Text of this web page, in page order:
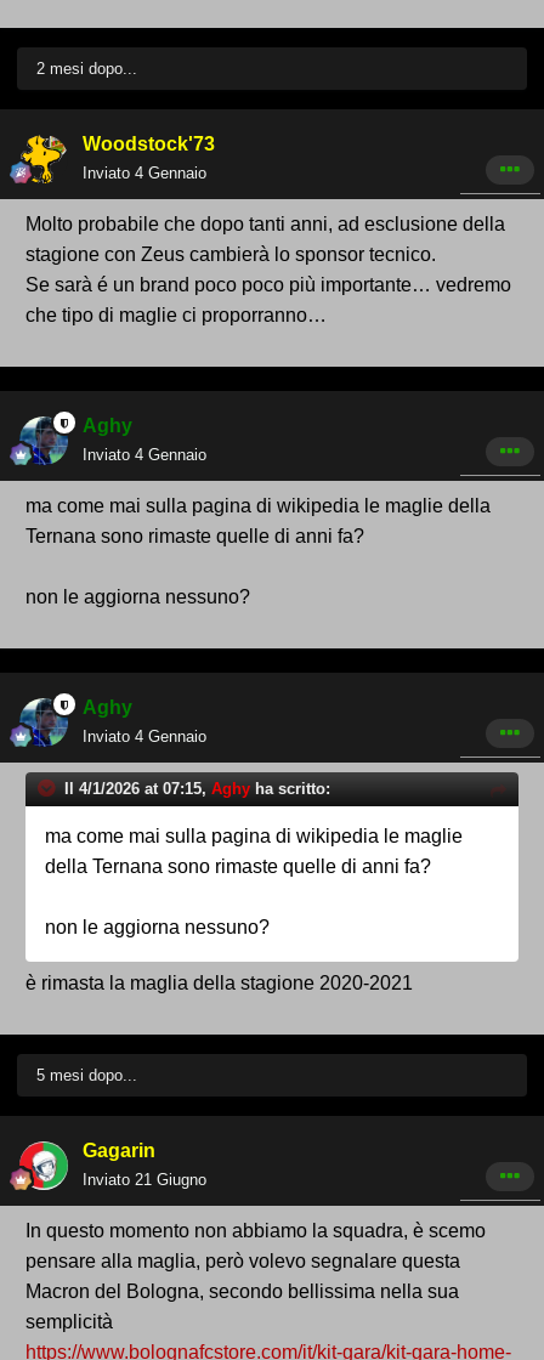
2 mesi dopo...
Woodstock'73
Inviato 4 Gennaio
Molto probabile che dopo tanti anni, ad esclusione della
stagione con Zeus cambierà lo sponsor tecnico.
Se sarà é un brand poco poco più importante… vedremo
che tipo di maglie ci proporranno…
Aghy
Inviato 4 Gennaio
ma come mai sulla pagina di wikipedia le maglie della
Ternana sono rimaste quelle di anni fa?
non le aggiorna nessuno?
Aghy
Inviato 4 Gennaio
Il 4/1/2026 at 07:15, Aghy ha scritto:
ma come mai sulla pagina di wikipedia le maglie
della Ternana sono rimaste quelle di anni fa?
non le aggiorna nessuno?
è rimasta la maglia della stagione 2020-2021
5 mesi dopo...
Gagarin
Inviato 21 Giugno
In questo momento non abbiamo la squadra, è scemo
pensare alla maglia, però volevo segnalare questa
Macron del Bologna, secondo bellissima nella sua
semplicità
https://www.bolognafcstore.com/it/kit-gara/kit-gara-home-